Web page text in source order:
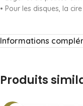
• Pour les disques, la
Informations
Produits